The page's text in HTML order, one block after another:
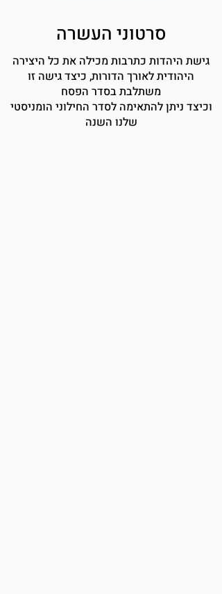
סרטוני העשרה
גישת היהדות כתרבות מכילה את כל היצירה
היהודית לאורך הדורות, כיצד גישה זו
משתלבת בסדר הפסח
וכיצד ניתן להתאימה לסדר החילוני הומניסטי
שלנו השנה